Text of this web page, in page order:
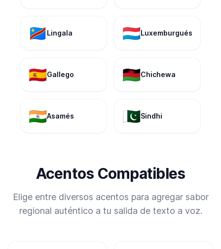
🇨🇩Lingala 🇱🇺Luxemburgués
🇪🇸Gallego 🇲🇼Chichewa
🇮🇳Asamés 🇵🇰Sindhi
Acentos Compatibles
Elige entre diversos acentos para agregar sabor
regional auténtico a tu salida de texto a voz.